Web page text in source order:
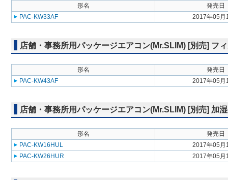
形名
発売日
PAC-KW33AF
2017年05月
店舗・事務所用パッケージエアコン(Mr.SLIM) [別売] フ
形名
発売日
PAC-KW43AF
2017年05月
店舗・事務所用パッケージエアコン(Mr.SLIM) [別売] 加
形名
発売日
PAC-KW16HUL
2017年05月
PAC-KW26HUR
2017年05月